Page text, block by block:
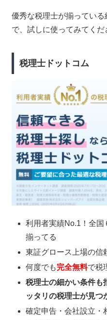
優秀な税理士が揃ってい
で、試しに使ってみてくだ
税理士ドットコム
利用者実績No.1！全
揃ってる
東証グロース上場の信
何度でも完全無料で税
税理士の細かい条件も
ッタリの税理士が見つ
確定申告・会社設立・